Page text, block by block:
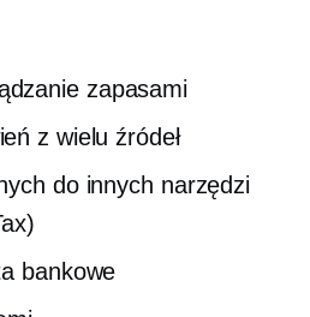
zapasami
z wielu źródeł
do innych narzędzi
bankowe